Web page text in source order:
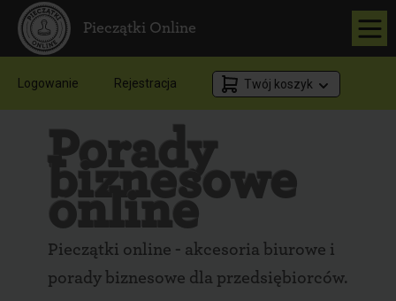
Pieczątki Online
Logowanie Rejestracja Twój koszyk
Porady
biznesowe
online
Pieczątki online - akcesoria biurowe i
porady biznesowe dla przedsiębiorców.